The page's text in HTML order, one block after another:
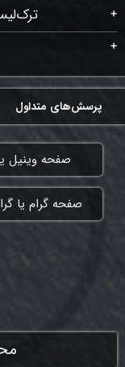
پرسش‌های متداول
​صفحه وینیل
​صفحه گرام یا